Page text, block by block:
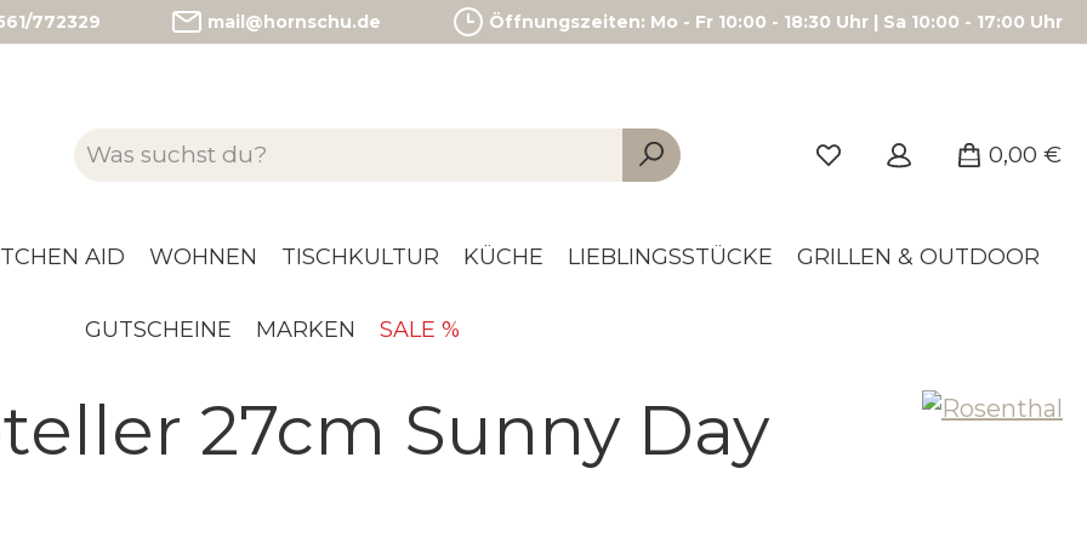
772329 mail@hornschu.de Öffnungszeiten: Mo - Fr 10:00 - 18:30 Uhr | Sa 10:00 - 17:00 Uhr
0,00 €
AID WOHNEN TISCHKULTUR KÜCHE LIEBLINGSSTÜCKE GRILLEN & OUTDOOR
GUTSCHEINE MARKEN SALE %
27cm Sunny Day